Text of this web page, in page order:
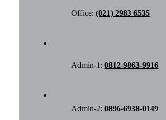
Office:(021) 2983 6535
Admin-1:0812-9863-9916
Admin-2:0896-6938-0149